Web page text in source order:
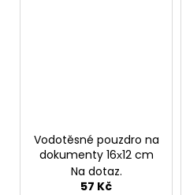
Vodotěsné pouzdro na
dokumenty 16х12 cm
Na dotaz.
57 Kč